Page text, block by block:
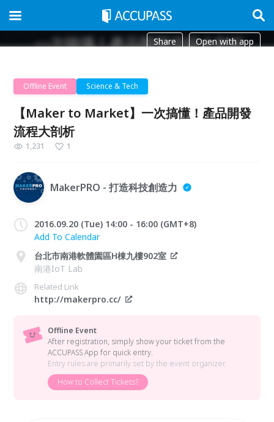
Share Open with app
Offline Event Science & Tech
【Maker to Market】一次搞懂！產品開發
流程大剖析
1,231 1
MakerPRO - 打造科技創造力
2016.09.20 (Tue) 14:00 - 16:00 (GMT+8)
Add To Calendar
台北市南港軟體園區H棟九樓902室
南港IoT Lab
Related Link
http://makerpro.cc/
Offline Event
After registration, simply show your ticket from the
ACCUPASS App for quick entry.
Entry rules are primarily set by the event organizer.
How to Collect Tickets?